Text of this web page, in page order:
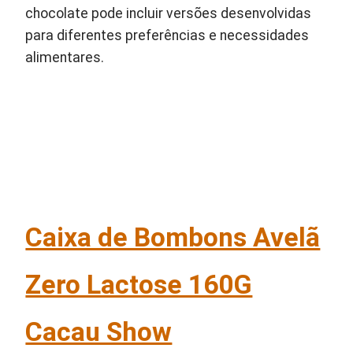
chocolate pode incluir versões desenvolvidas
para diferentes preferências e necessidades
alimentares.
Caixa de Bombons Avelã
Zero Lactose 160G
Cacau Show